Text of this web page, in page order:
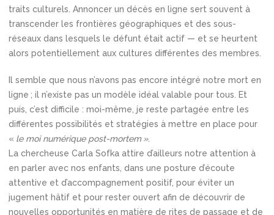
traits culturels. Annoncer un décès en ligne sert souvent à
transcender les frontières géographiques et des sous-
réseaux dans lesquels le défunt était actif — et se heurtent
alors potentiellement aux cultures différentes des membres.
Il semble que nous n’avons pas encore intégré notre mort en
ligne ; il n’existe pas un modèle idéal valable pour tous. Et
puis, c’est difficile : moi-même, je reste partagée entre les
différentes possibilités et stratégies à mettre en place pour
« le moi numérique post-mortem ».
La chercheuse Carla Sofka attire d’ailleurs notre attention à
en parler avec nos enfants, dans une posture d’écoute
attentive et d’accompagnement positif, pour éviter un
jugement hâtif et pour rester ouvert afin de découvrir de
nouvelles opportunités en matière de rites de passage et de